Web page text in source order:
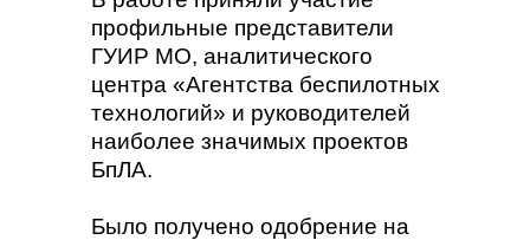
профильные представители
ГУИР МО, аналитического
центра «Агентства беспилотных
технологий» и руководителей
наиболее значимых проектов
БпЛА.
Было получено одобрение на